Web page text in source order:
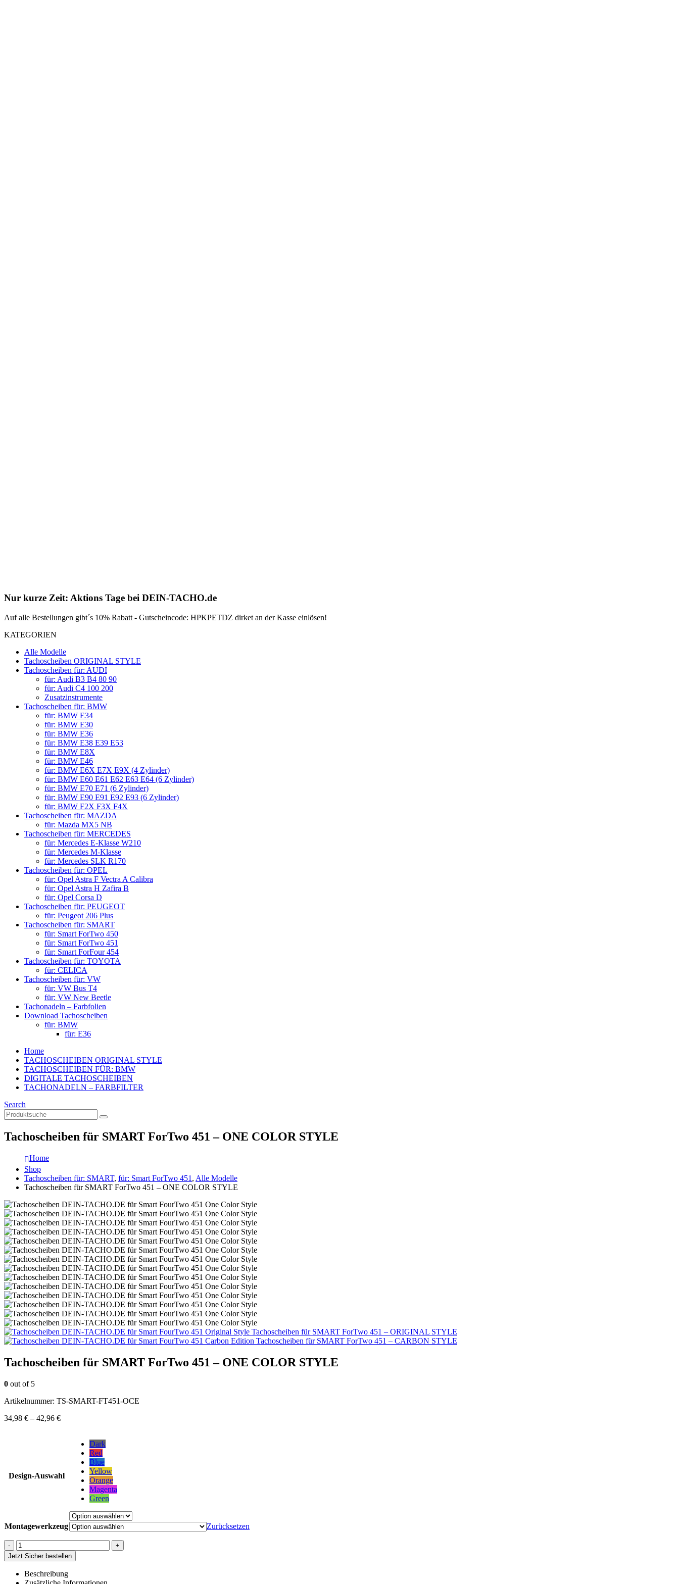
Nur kurze Zeit: Aktions Tage bei DEIN-TACHO.de
Auf alle Bestellungen gibt´s 10% Rabatt - Gutscheincode: HPKPETDZ dirket an der Kasse einlösen!
KATEGORIEN
Alle Modelle
Tachoscheiben ORIGINAL STYLE
Tachoscheiben für: AUDI
für: Audi B3 B4 80 90
für: Audi C4 100 200
Zusatzinstrumente
Tachoscheiben für: BMW
für: BMW E34
für: BMW E30
für: BMW E36
für: BMW E38 E39 E53
für: BMW E8X
für: BMW E46
für: BMW E6X E7X E9X (4 Zylinder)
für: BMW E60 E61 E62 E63 E64 (6 Zylinder)
für: BMW E70 E71 (6 Zylinder)
für: BMW E90 E91 E92 E93 (6 Zylinder)
für: BMW F2X F3X F4X
Tachoscheiben für: MAZDA
für: Mazda MX5 NB
Tachoscheiben für: MERCEDES
für: Mercedes E-Klasse W210
für: Mercedes M-Klasse
für: Mercedes SLK R170
Tachoscheiben für: OPEL
für: Opel Astra F Vectra A Calibra
für: Opel Astra H Zafira B
für: Opel Corsa D
Tachoscheiben für: PEUGEOT
für: Peugeot 206 Plus
Tachoscheiben für: SMART
für: Smart ForTwo 450
für: Smart ForTwo 451
für: Smart ForFour 454
Tachoscheiben für: TOYOTA
für: CELICA
Tachoscheiben für: VW
für: VW Bus T4
für: VW New Beetle
Tachonadeln – Farbfolien
Download Tachoscheiben
für: BMW
für: E36
Home
TACHOSCHEIBEN ORIGINAL STYLE
TACHOSCHEIBEN FÜR: BMW
DIGITALE TACHOSCHEIBEN
TACHONADELN – FARBFILTER
Search
Tachoscheiben für SMART ForTwo 451 – ONE COLOR STYLE
Home
Shop
Tachoscheiben für: SMART, für: Smart ForTwo 451 , Alle Modelle
Tachoscheiben für SMART ForTwo 451 – ONE COLOR STYLE
Tachoscheiben für SMART ForTwo 451 – ORIGINAL STYLE
Tachoscheiben für SMART ForTwo 451 – CARBON STYLE
Tachoscheiben für SMART ForTwo 451 – ONE COLOR STYLE
0 out of 5
Artikelnummer: TS-SMART-FT451-OCE
34,98 € – 42,96 €
Design-Auswahl
Dark
Red
Blue
Yellow
Orange
Magenta
Green
Montagewerkzeug Zurücksetzen
-
+
Jetzt Sicher bestellen
Beschreibung